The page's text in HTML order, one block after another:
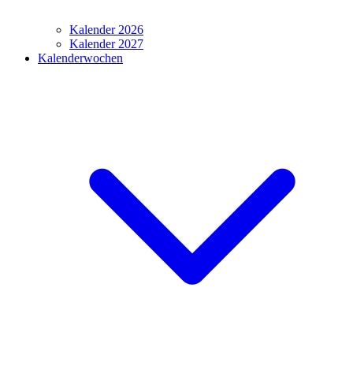
Kalender 2026
Kalender 2027
Kalenderwochen